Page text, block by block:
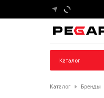
Каталог
Каталог Бренды